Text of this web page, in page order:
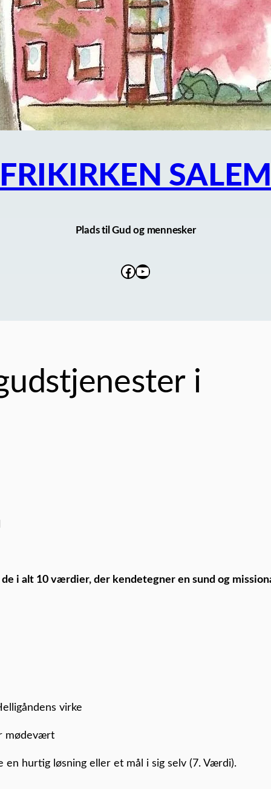
Plads til Gud og mennesker
Facebook
YouTube
i
i alt 10 værdier, der kendetegner en sund og
virke
mødevært
hurtig løsning eller et mål i sig selv (7. Værdi).